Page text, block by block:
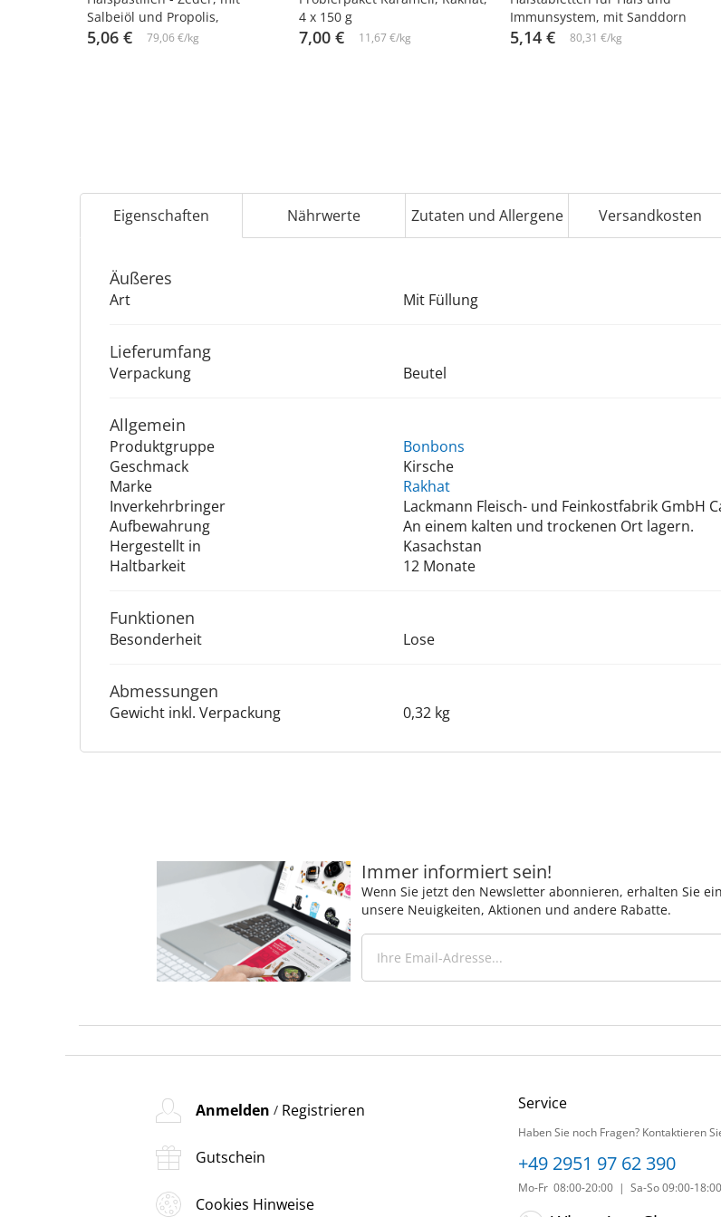
Salbeiöl und Propolis,
Radograd, 3,2 g х 10 St. х 2
5,06 € 79,06 €/kg
4 x 150 g
7,00 € 11,67 €/kg
Immunsystem, mit Sanddorn
und Honig, 3,2 g х 10 St. х 2
5,14 € 80,31 €/kg
Eigenschaften Nährwerte Zutaten und Allergene Versandkosten
Äu­ße­res
Art Mit Füllung
Lieferumfang
Verpackung Beutel
Allgemein
Produktgruppe
Bonbons
Geschmack
Kirsche
Marke
Rakhat
Inverkehrbringer
Lackmann Fleisch- und Feinkostfabrik GmbH
Aufbewahrung
An einem kalten und trockenen Ort lagern.
Hergestellt in
Kasachstan
Haltbarkeit
12 Monate
Funktionen
Besonderheit Lose
Abmessungen
Gewicht inkl. Verpackung 0,32 kg
Immer informiert sein!
Wenn Sie jetzt den Newsletter abonnieren, erhalten Sie
unsere Neuigkeiten, Aktionen und andere Rabatte.
Anmelden / Registrieren
Gutschein
Cookies Hinweise
Service
Haben Sie noch Fragen? Kontaktieren
+49 2951 97 62 390
Mo-Fr 08:00-20:00 | Sa-So 09:00-18:00